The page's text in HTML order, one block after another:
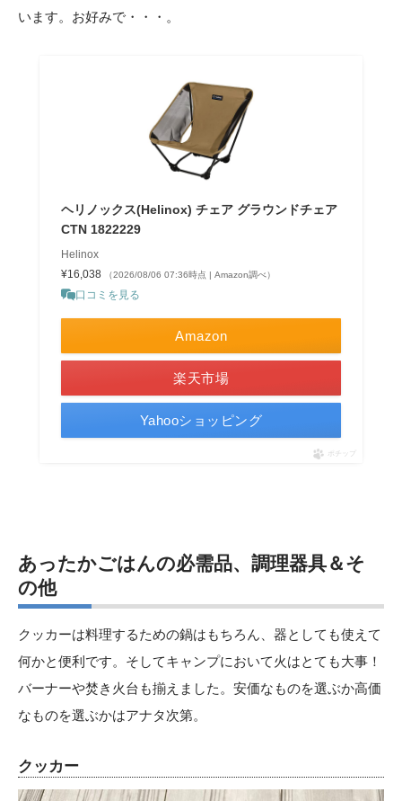
います。お好みで・・・。
ヘリノックス(Helinox) チェア グラウンドチェア
CTN 1822229
Helinox
¥16,038
（2026/08/06 07:36時点 | Amazon調べ）
口コミを見る
Amazon
楽天市場
Yahooショッピング
ポチップ
あったかごはんの必需品、調理器具＆そ
の他
クッカーは料理するための鍋はもちろん、器としても使えて
何かと便利です。そしてキャンプにおいて火はとても大事！
バーナーや焚き火台も揃えました。安価なものを選ぶか高価
なものを選ぶかはアナタ次第。
クッカー